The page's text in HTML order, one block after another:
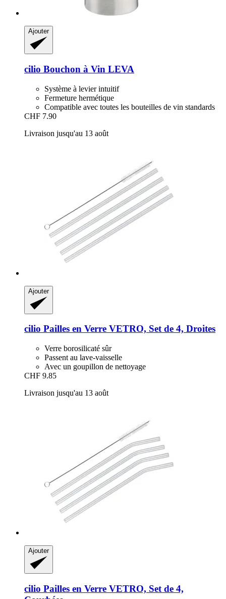
Ajouter
cilio Bouchon à Vin LEVA
Système à levier intuitif
Fermeture hermétique
Compatible avec toutes les bouteilles de vin standards
CHF 7.90
Livraison jusqu'au 13 août
Ajouter
cilio Pailles en Verre VETRO, Set de 4, Droites
Verre borosilicaté sûr
Passent au lave-vaisselle
Avec un goupillon de nettoyage
CHF 9.85
Livraison jusqu'au 13 août
Ajouter
cilio Pailles en Verre VETRO, Set de 4,